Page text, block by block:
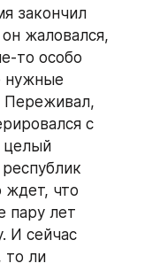
закончил
жаловался,
то особо
нужные
Переживал,
с
целый
ждет, что
пару лет
И сейчас
то ли